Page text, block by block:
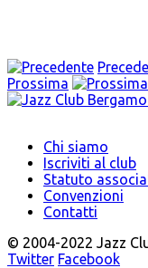
Prossima
Chi siamo
Iscriviti al club
Statuto
Convenzioni
Contatti
© 2004-2022 Jazz
Twitter Facebook